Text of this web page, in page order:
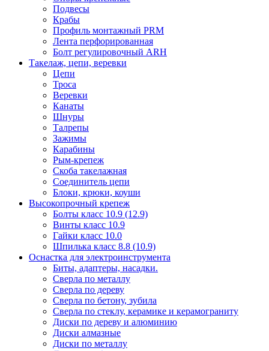
Подвесы
Крабы
Профиль монтажный PRM
Лента перфорированная
Болт регулировочный ARH
Такелаж, цепи, веревки
Цепи
Троса
Веревки
Канаты
Шнуры
Талрепы
Зажимы
Карабины
Рым-крепеж
Скоба такелажная
Соединитель цепи
Блоки, крюки, коуши
Высокопрочный крепеж
Болты класс 10.9 (12.9)
Винты класс 10.9
Гайки класс 10.0
Шпилька класс 8.8 (10.9)
Оснастка для электроинструмента
Биты, адаптеры, насадки.
Сверла по металлу
Сверла по дереву
Сверла по бетону, зубила
Сверла по стеклу, керамике и керамограниту
Диски по дереву и алюминию
Диски алмазные
Диски по металлу